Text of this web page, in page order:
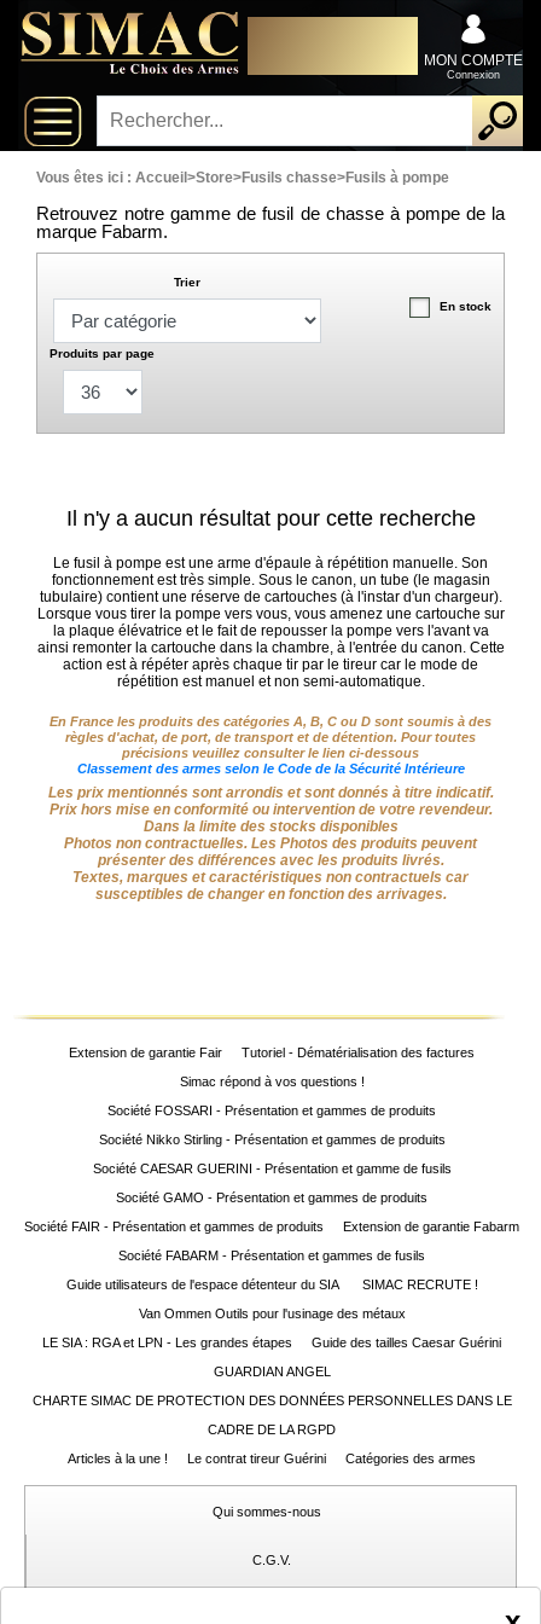
Arrivages
Nouveautés
Promotions
Packs
ventes
Fusils-
chasse
‣
Grande
‣
Fusils
Sport‣
Armes‣
Air
Comprimé
‣
Optiques
‣
Défense
‣
Accessoires
‣
Montages
‣
Marques
Points
Garantie
Fair
xFermer
MON COMPTE
Connexion
Vous êtes ici : Accueil >Store>Fusils chasse>Fusils à pompe
Retrouvez notre gamme de fusil de chasse à pompe de la
marque Fabarm.
Trier
En stock
Produits par page
Il n'y a aucun résultat pour cette recherche
Le fusil à pompe est une arme d'épaule à répétition manuelle. Son
fonctionnement est très simple. Sous le canon, un tube (le magasin
tubulaire) contient une réserve de cartouches (à l'instar d'un chargeur).
Lorsque vous tirer la pompe vers vous, vous amenez une cartouche sur
la plaque élévatrice et le fait de repousser la pompe vers l'avant va
ainsi remonter la cartouche dans la chambre, à l'entrée du canon. Cette
action est à répéter après chaque tir par le tireur car le mode de
répétition est manuel et non semi-automatique.
En France les produits des catégories A, B, C ou D sont soumis à des
règles d'achat, de port, de transport et de détention. Pour toutes
précisions veuillez consulter le lien ci-dessous
Classement des armes selon le Code de la Sécurité Intérieure
Les prix mentionnés sont arrondis et sont donnés à titre indicatif.
Prix hors mise en conformité ou intervention de votre revendeur.
Dans la limite des stocks disponibles
Photos non contractuelles. Les Photos des produits peuvent
présenter des différences avec les produits livrés.
Textes, marques et caractéristiques non contractuels car
susceptibles de changer en fonction des arrivages.
Extension de garantie Fair
Tutoriel - Dématérialisation des factures
Simac répond à vos questions !
Société FOSSARI - Présentation et gammes de produits
Société Nikko Stirling - Présentation et gammes de produits
Société CAESAR GUERINI - Présentation et gamme de fusils
Société GAMO - Présentation et gammes de produits
Société FAIR - Présentation et gammes de produits
Extension de garantie Fabarm
Société FABARM - Présentation et gammes de fusils
Guide utilisateurs de l'espace détenteur du SIA
SIMAC RECRUTE !
Van Ommen Outils pour l'usinage des métaux
LE SIA : RGA et LPN - Les grandes étapes
Guide des tailles Caesar Guérini
GUARDIAN ANGEL
CHARTE SIMAC DE PROTECTION DES DONNÉES PERSONNELLES DANS LE
CADRE DE LA RGPD
Articles à la une !
Le contrat tireur Guérini Catégories des armes
Qui sommes-nous
C.G.V.